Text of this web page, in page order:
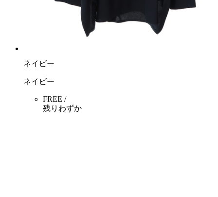
ネイビー
ネイビー
FREE /
残りわずか